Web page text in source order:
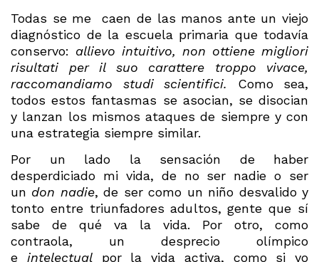
Todas se me caen de las manos ante un viejo
diagnóstico de la escuela primaria que todavía
conservo: allievo intuitivo, non ottiene migliori
risultati per il suo carattere troppo vivace,
raccomandiamo studi scientifici. Como sea,
todos estos fantasmas se asocian, se disocian
y lanzan los mismos ataques de siempre y con
una estrategia siempre similar.
Por un lado la sensación de haber
desperdiciado mi vida, de no ser nadie o ser
un don nadie, de ser como un niño desvalido y
tonto entre triunfadores adultos, gente que sí
sabe de qué va la vida. Por otro, como
contraola, un desprecio olímpico
e intelectualpor la vida activa, como si yo